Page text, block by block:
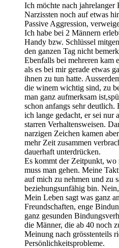
Ich möchte nach
Narzissten noch auf etwas
Passive Aggression,
Ich habe bei 2 Männern
Handy bzw. Schlüssel
den ganzen Tag nicht
Ebenfalls bei mehreren kam
als es bei mir gerade etwas
ihnen zu tun hatte.
die winem wichtig sind, zu
man ganz aufmerksam
schon anfangs sehr
ich lange gedacht, er sei nur
starren Verhaltensweisen.
narzigen Zeichen kamen
mehr Zeit zusammen
dauerhaft unterdrücken.
Es kommt der Zeitpunkt, wo
muss man gehen. Meine
auf mich zu nehmen und zu
beziehungsunfähig bin.
Mein Leben sagt was ganz
Freundschaften, enge
ganz gesunden
die Männer, die ab 40 noch
Meinung nach grösstenteils
Persönlichkeitsprobleme.